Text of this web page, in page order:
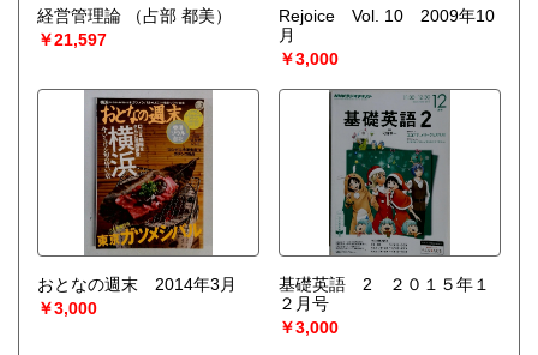
経営管理論
（占部 都美）
￥21,597
Rejoice Vol. 10 2009年10
月
￥3,000
おとなの週末 2014年3月
￥3,000
基礎英語 2 ２０１５年１
２月号
￥3,000